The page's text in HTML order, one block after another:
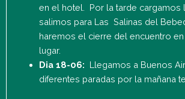
en el hotel. Por la tarde
salimos para Las Salinas del
haremos el cierre del encuentro
lugar.
Dia 18-06: Llegamos a Buenos
diferentes paradas por la mañana